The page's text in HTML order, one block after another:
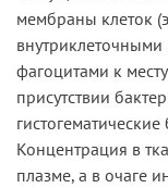
мембраны клеток
внутриклеточными
фагоцитами к
присутствии
Концентрация в
плазме, а в очаге